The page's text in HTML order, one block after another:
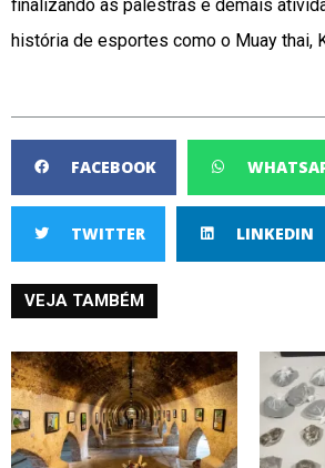
finalizando as palestras e demais
história de esportes como o Muay thai,
FACEBOOK
TWITTER LINKEDIN
VEJA TAMBÉM